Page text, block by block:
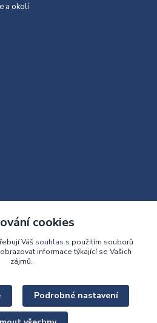
a okolí
sběr cookies.
cookies
Váš souhlas s použitím souborů
informace týkající se Vašich
zájmů.
Podrobné nastavení